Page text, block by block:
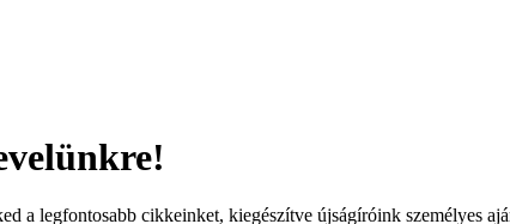
a legfontosabb cikkeinket, kiegészítve újságíróink személyes